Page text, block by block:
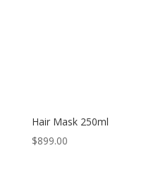
Hair Mask 250ml
$899.00